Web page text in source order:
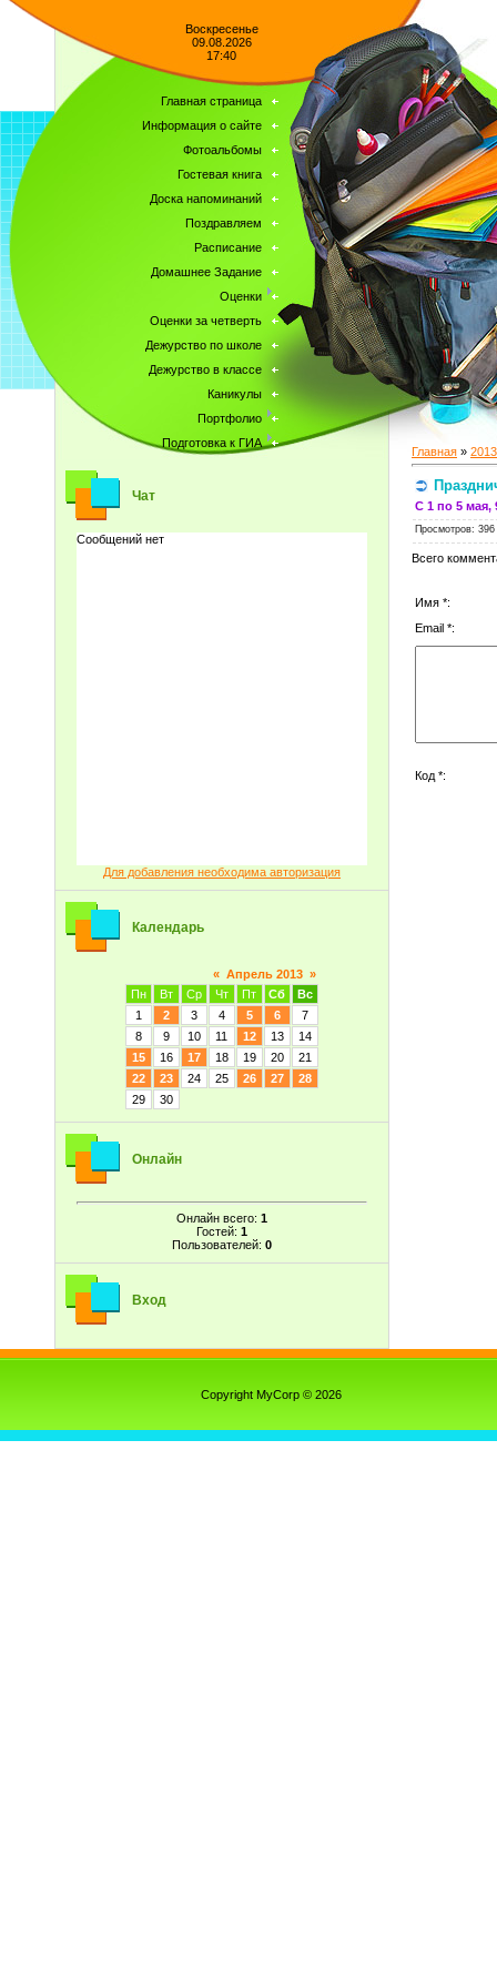
Воскресенье
09.08.2026
17:40
Главная страница
Информация о сайте
Фотоальбомы
Гостевая книга
Доска напоминаний
Поздравляем
Расписание
Домашнее Задание
Оценки
Оценки за четверть
Дежурство по школе
Дежурство в классе
Каникулы
Портфолио
Подготовка к ГИА
Чат
Для добавления необходима авторизация
Календарь
« Апрель 2013 »
Пн
Вт Ср Чт Пт Сб
Вс
1
2 3 4 5 6
7
8
9 10 11 12 13
14
15
16 17 18 19 20
21
22
23 24 25 26 27
28
29
30
Онлайн
Онлайн всего: 1
Гостей: 1
Пользователей: 0
Вход
Главная » 2013
С 1 по 5 мая,
Просмотров:
Всего
Имя *:
Email *:
Код *:
Copyright MyCorp © 2026